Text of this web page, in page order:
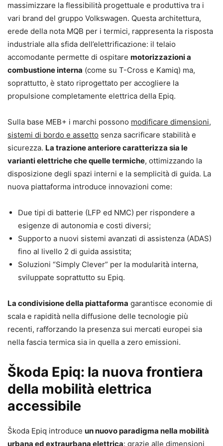
massimizzare la flessibilità progettuale e produttiva tra i
vari brand del gruppo Volkswagen. Questa architettura,
erede della nota MQB per i termici, rappresenta la risposta
industriale alla sfida dell’elettrificazione: il telaio
accomodante permette di ospitare motorizzazioni a
combustione interna (come su T-Cross e Kamiq) ma,
soprattutto, è stato riprogettato per accogliere la
propulsione completamente elettrica della Epiq.
Sulla base MEB+ i marchi possono modificare dimensioni,
sistemi di bordo e assetto senza sacrificare stabilità e
sicurezza. La trazione anteriore caratterizza sia le
varianti elettriche che quelle termiche, ottimizzando la
disposizione degli spazi interni e la semplicità di guida. La
nuova piattaforma introduce innovazioni come:
Due tipi di batterie (LFP ed NMC) per rispondere a
esigenze di autonomia e costi diversi;
Supporto a nuovi sistemi avanzati di assistenza (ADAS)
fino al livello 2 di guida assistita;
Soluzioni “Simply Clever” per la modularità interna,
sviluppate soprattutto su Epiq.
La condivisione della piattaforma garantisce economie di
scala e rapidità nella diffusione delle tecnologie più
recenti, rafforzando la presenza sui mercati europei sia
nella fascia termica sia in quella a zero emissioni.
Škoda Epiq: la nuova frontiera
della mobilità elettrica
accessibile
Škoda Epiq introduce un nuovo paradigma nella mobilità
urbana ed extraurbana elettrica: grazie alle dimensioni